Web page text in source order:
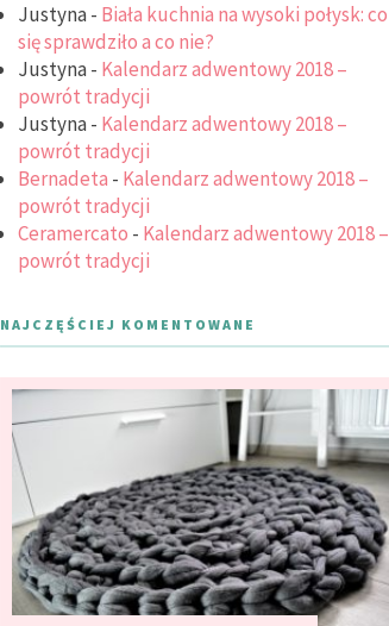
Justyna- Biała kuchnia na wysoki połysk: co
się sprawdziło a co nie?
Justyna- Kalendarz adwentowy 2018 –
powrót tradycji
Justyna- Kalendarz adwentowy 2018 –
powrót tradycji
Bernadeta - Kalendarz adwentowy 2018 –
powrót tradycji
Ceramercato - Kalendarz adwentowy 2018 –
powrót tradycji
NAJCZĘŚCIEJ KOMENTOWANE